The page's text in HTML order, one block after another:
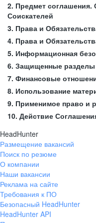
2. Предмет
Соискателей
3. Права и
4. Права и
5. Информационная
6. Защищенные разделы
7. Финансовые
8. Использование
9. Применимое право и
10. Действие
HeadHunter
Размещение вакансий
Поиск по резюме
О компании
Наши вакансии
Реклама на сайте
Требования к ПО
Безопасный HeadHunter
HeadHunter API